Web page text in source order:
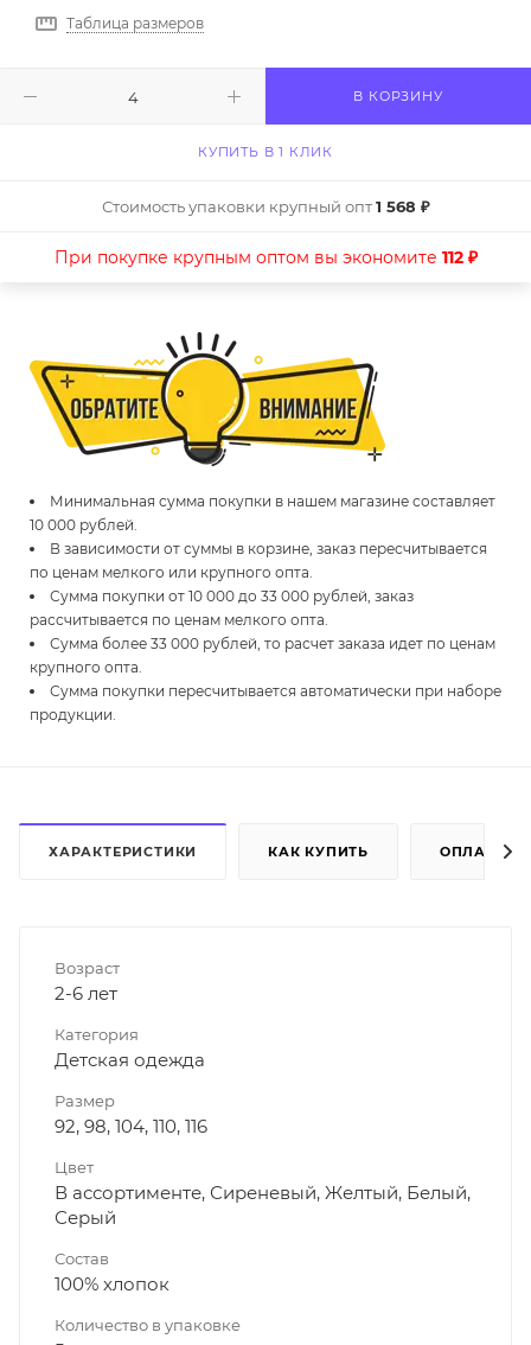
Таблица размеров
В КОРЗИНУ
КУПИТЬ В 1 КЛИК
Стоимость упаковки крупный опт1 568 ₽
При покупке крупным оптом вы экономите 112 ₽
Минимальная сумма покупки в нашем магазине составляет
10 000 рублей.
В зависимости от суммы в корзине, заказ пересчитывается
по ценам мелкого или крупного опта.
Сумма покупки от 10 000 до 33 000 рублей, заказ
рассчитывается по ценам мелкого опта.
Сумма более 33 000 рублей, то расчет заказа идет по ценам
крупного опта.
Сумма покупки пересчитывается автоматически при наборе
продукции.
ХАРАКТЕРИСТИКИ КАК КУПИТЬ ОПЛАТА
Возраст
2-6 лет
Категория
Детская одежда
Размер
92, 98, 104, 110, 116
Цвет
В ассортименте, Сиреневый, Желтый, Белый,
Серый
Состав
100% хлопок
Количество в упаковке